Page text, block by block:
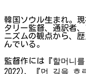
韓国ソウル生まれ。
タリー監督、通訳者
ニズムの観点から、
んでいる。
監督作には『할머니
2022)、『먼 길을 흐